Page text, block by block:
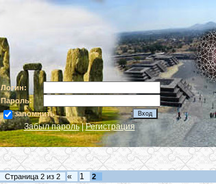
Логин:
Пароль:
запомнить
Забыл пароль|Регистрация
Страница 2 из 2 « 1
2